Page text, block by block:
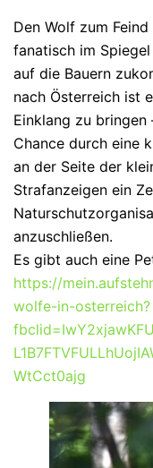
Den Wolf zum
fanatisch im
auf die Bauern
nach Österreich ist
Einklang zu
Chance durch eine
an der Seite der
Strafanzeigen ein
anzuschließen.
Es gibt auch eine
https://
wolfe-in-osterreich?
WtCct0ajg